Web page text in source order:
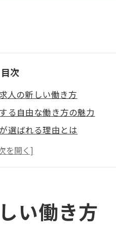
目次
人の新しい働き方
る自由な働き方の魅力
選ばれる理由とは
スタイルに合う働き方を探す
から始める新しい選択肢
軽貨物求人が有利な理由
収入を得るポイント
い働き方